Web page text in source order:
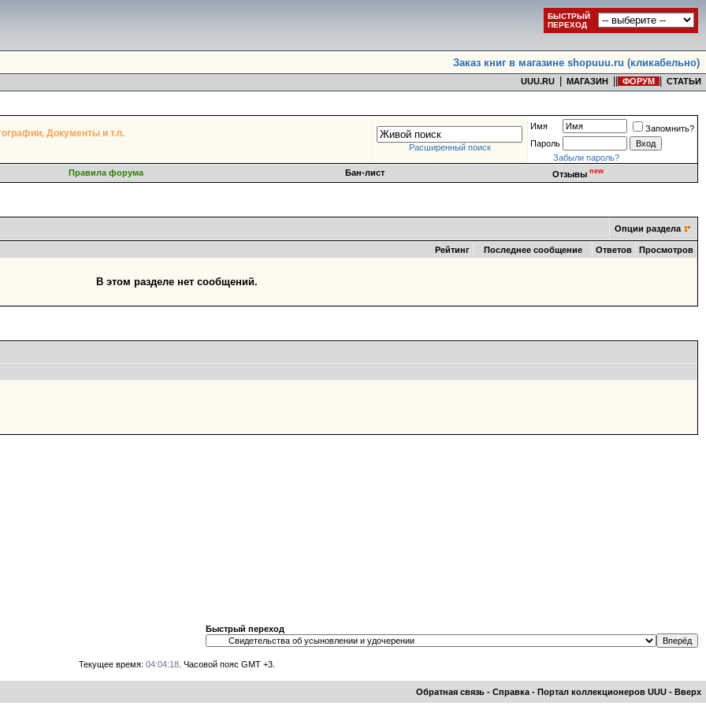
БЫСТРЫЙ
ПЕРЕХОД
Заказ книг в магазине shopuuu.ru (кликабельно)
UUU.RU МАГАЗИН ФОРУМ СТАТЬИ
Документы и т.п.
Расширенный поиск
Имя
Запомнить?
Пароль
Забыли пароль?
Правила форума
Бан-лист Отзывы new
Опции раздела
Рейтинг Последнее сообщение Ответов Просмотров
В этом разделе нет сообщений.
Быстрый переход
Текущее время: 04:04:18. Часовой пояс GMT +3.
Обратная связь - Справка - Портал коллекционеров UUU - Вверх